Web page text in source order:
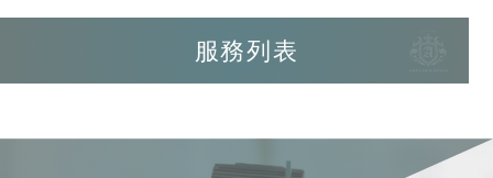
服務列表